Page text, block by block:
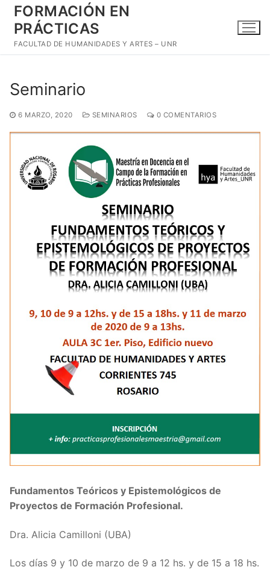
contenido
FORMACIÓN EN
PRÁCTICAS
FACULTAD DE HUMANIDADES Y ARTES – UNR
Seminario
6 MARZO, 2020 SEMINARIOS 0 COMENTARIOS
Fundamentos Teóricos y Epistemológicos de
Proyectos de Formación Profesional.
Dra. Alicia Camilloni (UBA)
Los días 9 y 10 de marzo de 9 a 12 hs. y de 15 a 18 hs.